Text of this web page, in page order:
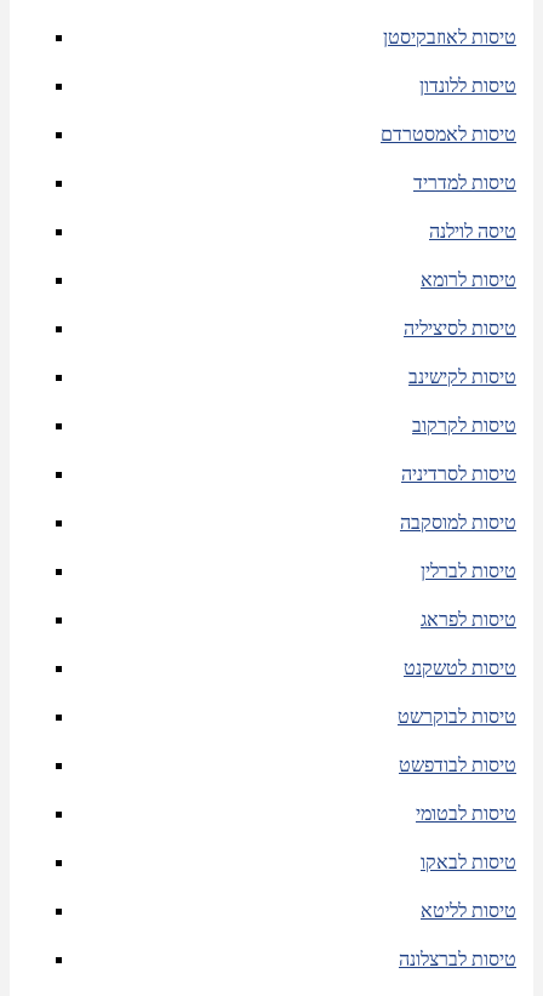
טיסות לאוזבקיסטן
טיסות ללונדון
טיסות לאמסטרדם
טיסות למדריד
טיסה לוילנה
טיסות לרומא
טיסות לסיציליה
טיסות לקישינב
טיסות לקרקוב
טיסות לסרדיניה
טיסות למוסקבה
טיסות לברלין
טיסות לפראג
טיסות לטשקנט
טיסות לבוקרשט
טיסות לבודפשט
טיסות לבטומי
טיסות לבאקו
טיסות לליטא
טיסות לברצלונה